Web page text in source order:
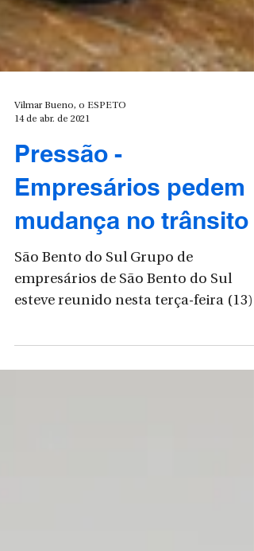
14 de abr. de 2021
Pressão -
Empresários pedem
mudança no trânsito
São Bento do Sul Grupo de
empresários de São Bento do Sul
com o prefeito Antonio Tomazini
para...